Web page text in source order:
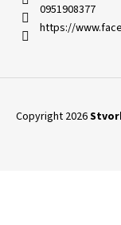
0951908377
https://
Copyright 2026